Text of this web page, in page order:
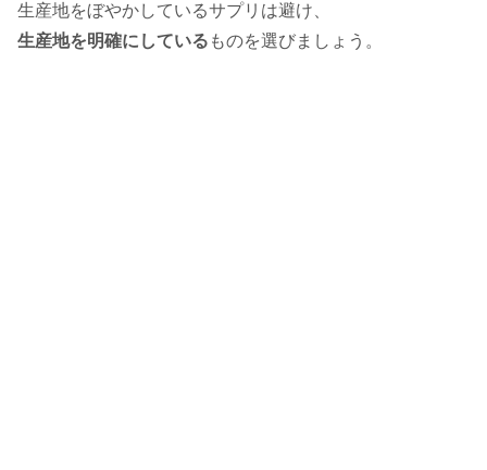
生産地をぼやかしているサプリは避け、
生産地を明確にしている ものを選びましょう。